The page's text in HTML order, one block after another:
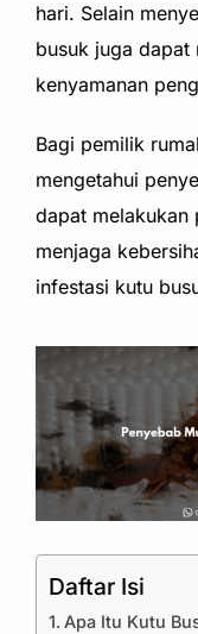
hari. Selain
busuk juga dapat
kenyamanan
Bagi pemilik
mengetahui
dapat melakukan
menjaga
infestasi kutu
Daftar Isi
Apa Itu Kutu